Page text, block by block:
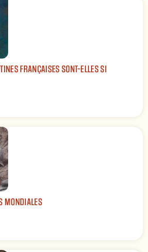
FRANÇAISES SONT-ELLES SI
MONDIALES